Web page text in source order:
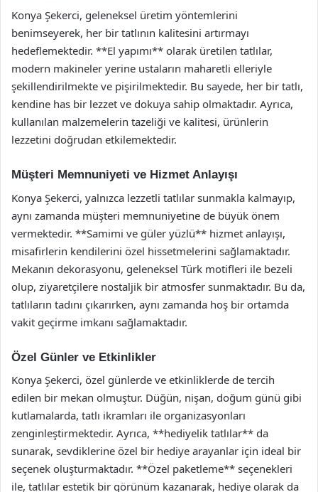
Konya Şekerci, geleneksel üretim yöntemlerini
benimseyerek, her bir tatlının kalitesini artırmayı
hedeflemektedir. **El yapımı** olarak üretilen tatlılar,
modern makineler yerine ustaların maharetli elleriyle
şekillendirilmekte ve pişirilmektedir. Bu sayede, her bir tatlı,
kendine has bir lezzet ve dokuya sahip olmaktadır. Ayrıca,
kullanılan malzemelerin tazeliği ve kalitesi, ürünlerin
lezzetini doğrudan etkilemektedir.
Müşteri Memnuniyeti ve Hizmet Anlayışı
Konya Şekerci, yalnızca lezzetli tatlılar sunmakla kalmayıp,
aynı zamanda müşteri memnuniyetine de büyük önem
vermektedir. **Samimi ve güler yüzlü** hizmet anlayışı,
misafirlerin kendilerini özel hissetmelerini sağlamaktadır.
Mekanın dekorasyonu, geleneksel Türk motifleri ile bezeli
olup, ziyaretçilere nostaljik bir atmosfer sunmaktadır. Bu da,
tatlıların tadını çıkarırken, aynı zamanda hoş bir ortamda
vakit geçirme imkanı sağlamaktadır.
Özel Günler ve Etkinlikler
Konya Şekerci, özel günlerde ve etkinliklerde de tercih
edilen bir mekan olmuştur. Düğün, nişan, doğum günü gibi
kutlamalarda, tatlı ikramları ile organizasyonları
zenginleştirmektedir. Ayrıca, **hediyelik tatlılar** da
sunarak, sevdiklerine özel bir hediye arayanlar için ideal bir
seçenek oluşturmaktadır. **Özel paketleme** seçenekleri
ile, tatlılar estetik bir görünüm kazanarak, hediye olarak da